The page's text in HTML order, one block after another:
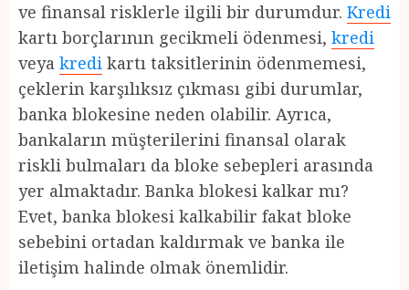
ve finansal risklerle ilgili bir durumdur. Kredi
kartı borçlarının gecikmeli ödenmesi, kredi
veya kredi kartı taksitlerinin ödenmemesi,
çeklerin karşılıksız çıkması gibi durumlar,
banka blokesine neden olabilir. Ayrıca,
bankaların müşterilerini finansal olarak
riskli bulmaları da bloke sebepleri arasında
yer almaktadır. Banka blokesi kalkar mı?
Evet, banka blokesi kalkabilir fakat bloke
sebebini ortadan kaldırmak ve banka ile
iletişim halinde olmak önemlidir.